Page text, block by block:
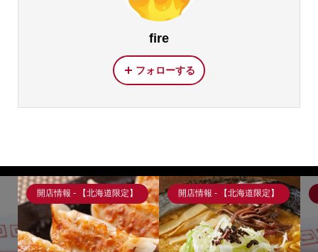
fire
フォローする
開店情報 - 【北海道限定】 開店情報 - 【北海道限定】